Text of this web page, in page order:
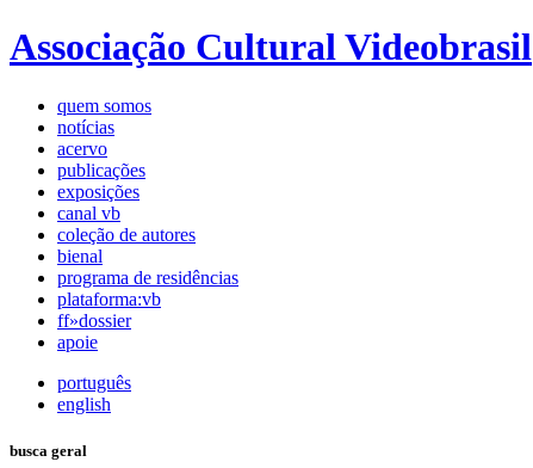
Associação Cultural Videobrasil
quem somos
notícias
acervo
publicações
exposições
canal vb
coleção de autores
bienal
programa de residências
plataforma:vb
ff»dossier
apoie
português
english
busca geral